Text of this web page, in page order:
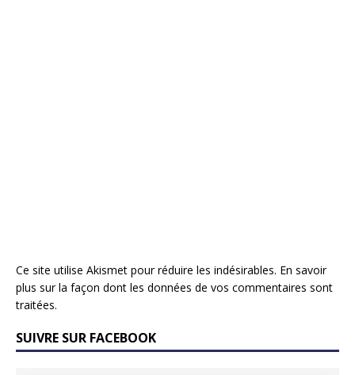
Ce site utilise Akismet pour réduire les indésirables. En savoir
plus sur la façon dont les données de vos commentaires sont
traitées.
SUIVRE SUR FACEBOOK